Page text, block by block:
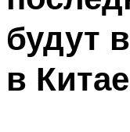
будут
в Китае